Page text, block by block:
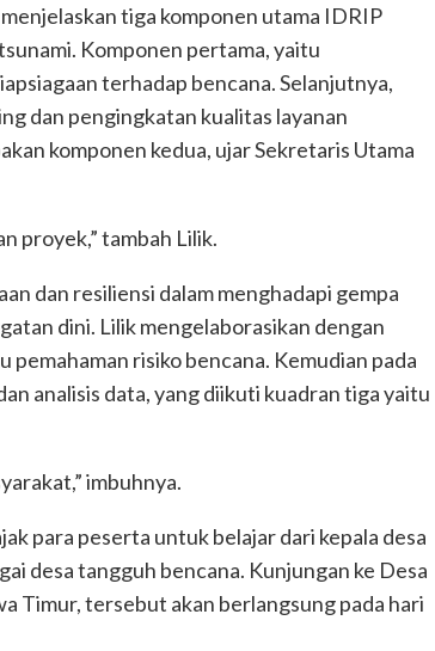
tiga komponen utama IDRIP
Komponen pertama, yaitu
terhadap bencana. Selanjutnya,
dan pengingkatan kualitas layanan
komponen kedua, ujar Sekretaris Utama
proyek,” tambah Lilik.
dan resiliensi dalam menghadapi gempa
dini. Lilik mengelaborasikan dengan
risiko bencana. Kemudian pada
analisis data, yang diikuti kuadran tiga yaitu
imbuhnya.
para peserta untuk belajar dari kepala desa
desa tangguh bencana. Kunjungan ke Desa
Timur, tersebut akan berlangsung pada hari